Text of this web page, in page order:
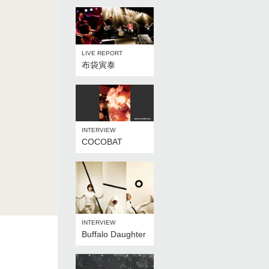
LIVE REPORT
布袋寅泰
INTERVIEW
COCOBAT
INTERVIEW
Buffalo Daughter